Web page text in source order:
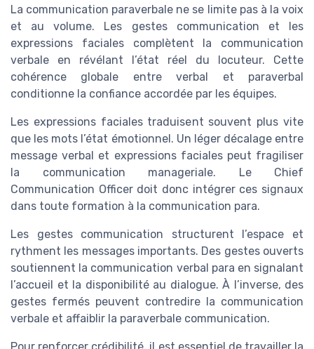
La communication paraverbale ne se limite pas à la voix
et au volume. Les gestes communication et les
expressions faciales complètent la communication
verbale en révélant l’état réel du locuteur. Cette
cohérence globale entre verbal et paraverbal
conditionne la confiance accordée par les équipes.
Les expressions faciales traduisent souvent plus vite
que les mots l’état émotionnel. Un léger décalage entre
message verbal et expressions faciales peut fragiliser
la communication manageriale. Le Chief
Communication Officer doit donc intégrer ces signaux
dans toute formation à la communication para.
Les gestes communication structurent l’espace et
rythment les messages importants. Des gestes ouverts
soutiennent la communication verbal para en signalant
l’accueil et la disponibilité au dialogue. À l’inverse, des
gestes fermés peuvent contredire la communication
verbale et affaiblir la paraverbale communication.